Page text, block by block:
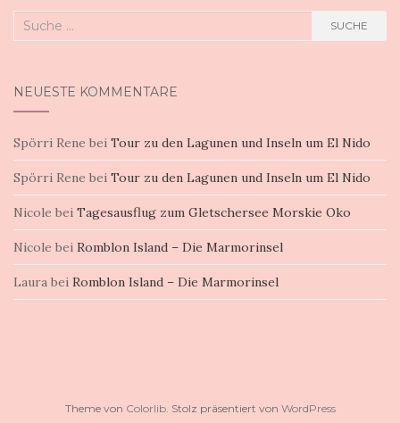
Suche
SUCHE
NEUESTE KOMMENTARE
Spörri Rene bei Tour zu den Lagunen und Inseln um El Nido
Spörri Rene bei Tour zu den Lagunen und Inseln um El Nido
Nicole bei Tagesausflug zum Gletschersee Morskie Oko
Nicole bei Romblon Island – Die Marmorinsel
Laura bei Romblon Island – Die Marmorinsel
Theme von Colorlib. Stolz präsentiert von WordPress